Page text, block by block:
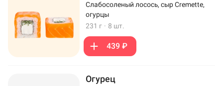
Слабосоленый лосось, сыр Cremette,
огурцы
231 г · 8 шт.
439 ₽
Огурец